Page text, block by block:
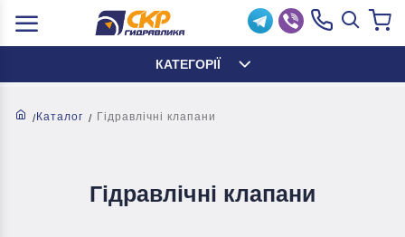
КАТЕГОРІЇ
Каталог Гідравлічні клапани
Гідравлічні клапани